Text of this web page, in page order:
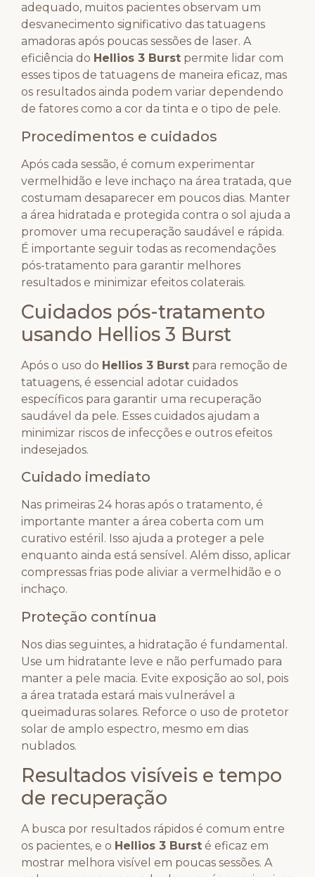
adequado, muitos pacientes observam um
desvanecimento significativo das tatuagens
amadoras após poucas sessões de laser. A
eficiência do Hellios 3 Burst permite lidar com
esses tipos de tatuagens de maneira eficaz, mas
os resultados ainda podem variar dependendo
de fatores como a cor da tinta e o tipo de pele.
Procedimentos e cuidados
Após cada sessão, é comum experimentar
vermelhidão e leve inchaço na área tratada, que
costumam desaparecer em poucos dias. Manter
a área hidratada e protegida contra o sol ajuda a
promover uma recuperação saudável e rápida.
É importante seguir todas as recomendações
pós-tratamento para garantir melhores
resultados e minimizar efeitos colaterais.
Cuidados pós-tratamento
usando Hellios 3 Burst
Após o uso do Hellios 3 Burst para remoção de
tatuagens, é essencial adotar cuidados
específicos para garantir uma recuperação
saudável da pele. Esses cuidados ajudam a
minimizar riscos de infecções e outros efeitos
indesejados.
Cuidado imediato
Nas primeiras 24 horas após o tratamento, é
importante manter a área coberta com um
curativo estéril. Isso ajuda a proteger a pele
enquanto ainda está sensível. Além disso, aplicar
compressas frias pode aliviar a vermelhidão e o
inchaço.
Proteção contínua
Nos dias seguintes, a hidratação é fundamental.
Use um hidratante leve e não perfumado para
manter a pele macia. Evite exposição ao sol, pois
a área tratada estará mais vulnerável a
queimaduras solares. Reforce o uso de protetor
solar de amplo espectro, mesmo em dias
nublados.
Resultados visíveis e tempo
de recuperação
A busca por resultados rápidos é comum entre
os pacientes, e o Hellios 3 Burst é eficaz em
mostrar melhora visível em poucas sessões. A